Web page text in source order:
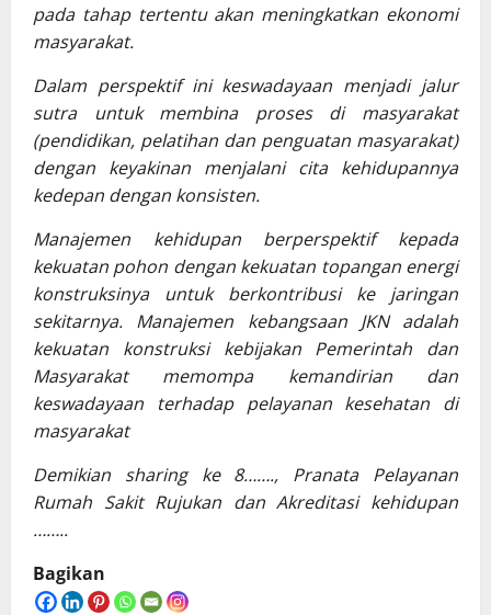
pada tahap tertentu akan meningkatkan ekonomi
masyarakat.
Dalam perspektif ini keswadayaan menjadi jalur
sutra untuk membina proses di masyarakat
(pendidikan, pelatihan dan penguatan masyarakat)
dengan keyakinan menjalani cita kehidupannya
kedepan dengan konsisten.
Manajemen kehidupan berperspektif kepada
kekuatan pohon dengan kekuatan topangan energi
konstruksinya untuk berkontribusi ke jaringan
sekitarnya. Manajemen kebangsaan JKN adalah
kekuatan konstruksi kebijakan Pemerintah dan
Masyarakat memompa kemandirian dan
keswadayaan terhadap pelayanan kesehatan di
masyarakat
Demikian sharing ke 8……., Pranata Pelayanan
Rumah Sakit Rujukan dan Akreditasi kehidupan
……..
Bagikan